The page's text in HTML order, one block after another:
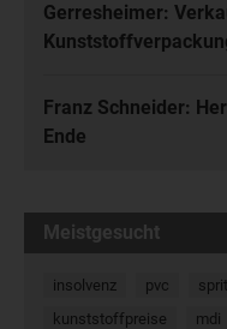
Gerresheimer:
Franz Schneider:
Ende
Meistgesucht
insolvenz pvc
kunststoffpreise
mdi